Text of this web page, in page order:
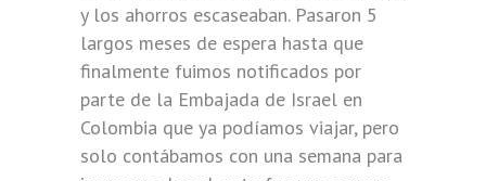
y los ahorros escaseaban. Pasaron 5
largos meses de espera hasta que
finalmente fuimos notificados por
parte de la Embajada de Israel en
Colombia que ya podíamos viajar, pero
solo contábamos con una semana para